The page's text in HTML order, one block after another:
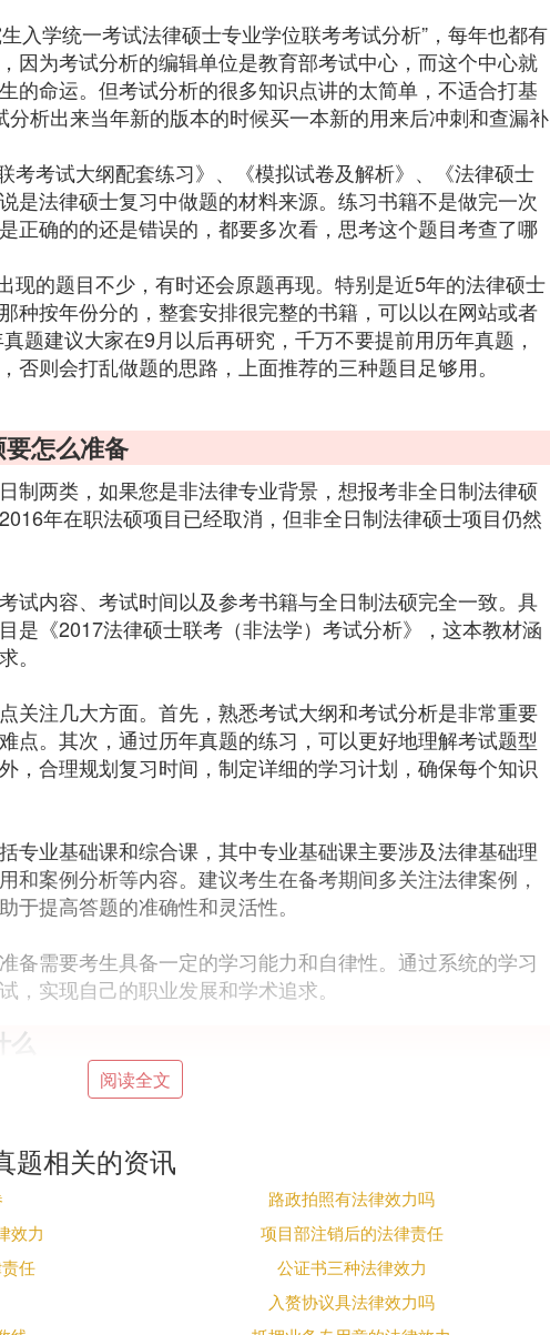
入学统一考试法律硕士专业学位联考考试分析”，每年也都有
因为考试分析的编辑单位是教育部考试中心，而这个中心就
的命运。但考试分析的很多知识点讲的太简单，不适合打基
析出来当年新的版本的时候买一本新的用来后冲刺和查漏补
考考试大纲配套练习》、《模拟试卷及解析》、《法律硕士
是法律硕士复习中做题的材料来源。练习书籍不是做完一次
正确的的还是错误的，都要多次看，思考这个题目考查了哪
现的题目不少，有时还会原题再现。特别是近5年的法律硕士
种按年份分的，整套安排很完整的书籍，可以以在网站或者
题建议大家在9月以后再研究，千万不要提前用历年真题，
否则会打乱做题的思路，上面推荐的三种题目足够用。
怎么准备
制两类，如果您是非法律专业背景，想报考非全日制法律硕
年在职法硕项目已经取消，但非全日制法律硕士项目仍然
试内容、考试时间以及参考书籍与全日制法硕完全一致。具
是《2017法律硕士联考（非法学）考试分析》，这本教材涵
。
关注几大方面。首先，熟悉考试大纲和考试分析是非常重要
点。其次，通过历年真题的练习，可以更好地理解考试题型
，合理规划复习时间，制定详细的学习计划，确保每个知识
专业基础课和综合课，其中专业基础课主要涉及法律基础理
和案例分析等内容。建议考生在备考期间多关注法律案例，
于提高答题的准确性和灵活性。
备需要考生具备一定的学习能力和自律性。通过系统的学习
，实现自己的职业发展和学术追求。
的复试，内容包括专业课笔试和面试。学校综合初试成绩与
、 诉讼法、国际法等法学领域。学生
阅读全文
题相关的资讯
路政拍照有法律效力吗
效力
项目部注销后的法律责任
任
公证书三种法律效力
入赘协议具法律效力吗